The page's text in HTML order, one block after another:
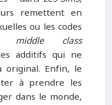
remettent en
ou les codes
middle
class
additifs qui ne
original. Enfin, le
à prendre les
dans le monde,